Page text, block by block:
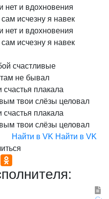
нет и вдохновения
сам исчезну я навек
нет и вдохновения
сам исчезну я навек
счастливые
там не бывал
счастья плакала
твои слёзы целовал
счастья плакала
твои слёзы целовал
Найти в VK Найти в VK